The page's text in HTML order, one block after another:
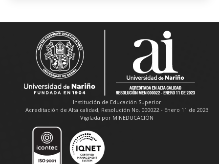
Institución de Educación Superior
Acreditación de Alta calidad, Resolución No. 000022 - Enero 11 de 2023
Vigilada por MINEDUCACIÓN